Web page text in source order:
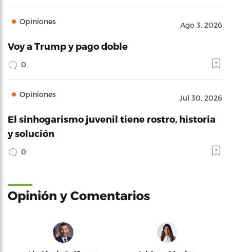
Opiniones Ago 3, 2026
Voy a Trump y pago doble
0
Opiniones Jul 30, 2026
El sinhogarismo juvenil tiene rostro, historia
y solución
0
Opinión y Comentarios